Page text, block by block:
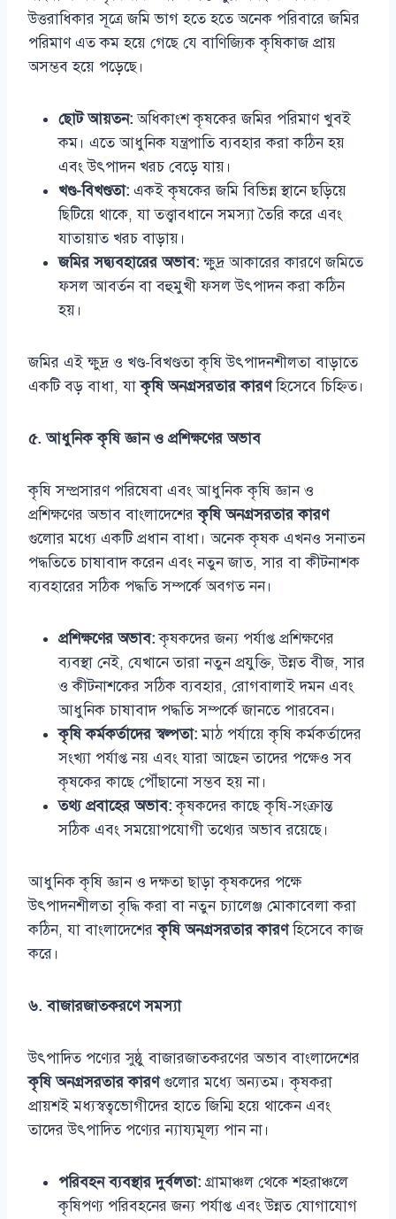
উত্তরাধিকার সূত্রে জমি ভাগ হতে হতে অনেক পরিবারে জমির
পরিমাণ এত কম হয়ে গেছে যে বাণিজ্যিক কৃষিকাজ প্রায়
অসম্ভব হয়ে পড়েছে।
ছোট আয়তন:অধিকাংশ কৃষকের জমির পরিমাণ খুবই
কম। এতে আধুনিক যন্ত্রপাতি ব্যবহার করা কঠিন হয়
এবং উৎপাদন খরচ বেড়ে যায়।
খণ্ড-বিখণ্ডতা: একই কৃষকের জমি বিভিন্ন স্থানে ছড়িয়ে
ছিটিয়ে থাকে, যা তত্ত্বাবধানে সমস্যা তৈরি করে এবং
যাতায়াত খরচ বাড়ায়।
জমির সদ্ব্যবহারের অভাব:ক্ষুদ্র আকারের কারণে জমিতে
ফসল আবর্তন বা বহুমুখী ফসল উৎপাদন করা কঠিন
হয়।
জমির এই ক্ষুদ্র ও খণ্ড-বিখণ্ডতা কৃষি উৎপাদনশীলতা বাড়াতে
একটি বড় বাধা, যাকৃষি অনগ্রসরতার কারণহিসেবে চিহ্নিত।
৫. আধুনিক কৃষি জ্ঞান ও প্রশিক্ষণের অভাব
কৃষি সম্প্রসারণ পরিষেবা এবং আধুনিক কৃষি জ্ঞান ও
প্রশিক্ষণের অভাব বাংলাদেশেরকৃষি অনগ্রসরতার কারণ
গুলোর মধ্যে একটি প্রধান বাধা। অনেক কৃষক এখনও সনাতন
পদ্ধতিতে চাষাবাদ করেন এবং নতুন জাত, সার বা কীটনাশক
ব্যবহারের সঠিক পদ্ধতি সম্পর্কে অবগত নন।
প্রশিক্ষণের অভাব:কৃষকদের জন্য পর্যাপ্ত প্রশিক্ষণের
ব্যবস্থা নেই, যেখানে তারা নতুন প্রযুক্তি, উন্নত বীজ, সার
ও কীটনাশকের সঠিক ব্যবহার, রোগবালাই দমন এবং
আধুনিক চাষাবাদ পদ্ধতি সম্পর্কে জানতে পারবেন।
কৃষি কর্মকর্তাদের স্বল্পতা:মাঠ পর্যায়ে কৃষি কর্মকর্তাদের
সংখ্যা পর্যাপ্ত নয় এবং যারা আছেন তাদের পক্ষেও সব
কৃষকের কাছে পৌঁছানো সম্ভব হয় না।
তথ্য প্রবাহের অভাব:কৃষকদের কাছে কৃষি-সংক্রান্ত
সঠিক এবং সময়োপযোগী তথ্যের অভাব রয়েছে।
আধুনিক কৃষি জ্ঞান ও দক্ষতা ছাড়া কৃষকদের পক্ষে
উৎপাদনশীলতা বৃদ্ধি করা বা নতুন চ্যালেঞ্জ মোকাবেলা করা
কঠিন, যা বাংলাদেশেরকৃষি অনগ্রসরতার কারণহিসেবে কাজ
করে।
৬. বাজারজাতকরণে সমস্যা
উৎপাদিত পণ্যের সুষ্ঠু বাজারজাতকরণের অভাব বাংলাদেশের
কৃষি অনগ্রসরতার কারণগুলোর মধ্যে অন্যতম। কৃষকরা
প্রায়শই মধ্যস্বত্বভোগীদের হাতে জিম্মি হয়ে থাকেন এবং
তাদের উৎপাদিত পণ্যের ন্যায্যমূল্য পান না।
পরিবহন ব্যবস্থার দুর্বলতা: গ্রামাঞ্চল থেকে শহরাঞ্চলে
কৃষিপণ্য পরিবহনের জন্য পর্যাপ্ত এবং উন্নত যোগাযোগ